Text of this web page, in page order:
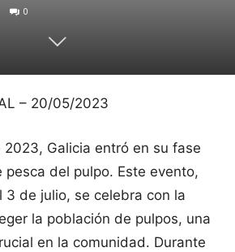
0
– 20/05/2023
2023, Galicia entró en su fase
pesca del pulpo. Este evento,
3 de julio, se celebra con la
la población de pulpos, una
en la comunidad. Durante